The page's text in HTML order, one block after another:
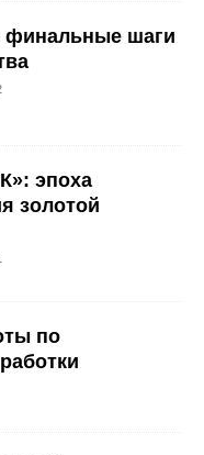
финальные шаги
эпоха
золотой
по